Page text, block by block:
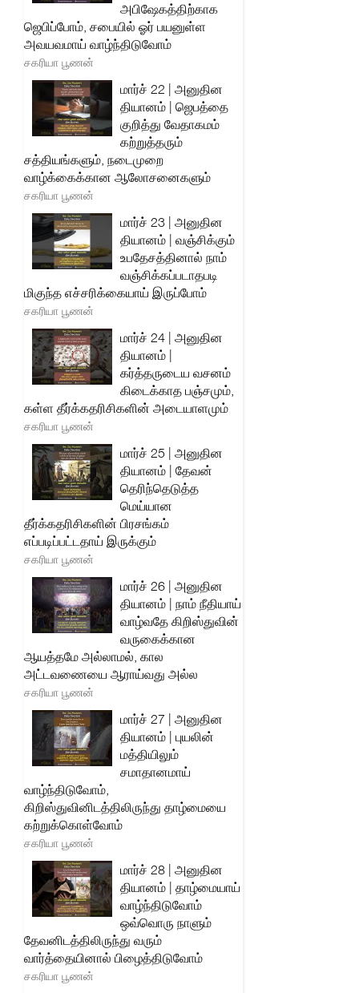
அபிஷேகத்திற்காக
ஜெபிப்போம், சபையில் ஓர் பயனுள்ள
அவயவமாய் வாழ்ந்திடுவோம்
சகரியா பூணன்
மார்ச் 22 | அனுதின
தியானம் | ஜெபத்தை
குறித்து வேதாகமம்
கற்றுத்தரும்
சத்தியங்களும், நடைமுறை
வாழ்க்கைக்கான ஆலோசனைகளும்
சகரியா பூணன்
மார்ச் 23 | அனுதின
தியானம் | வஞ்சிக்கும்
உபதேசத்தினால் நாம்
வஞ்சிக்கப்படாதபடி
மிகுந்த எச்சரிக்கையாய் இருப்போம்
சகரியா பூணன்
மார்ச் 24 | அனுதின
தியானம் |
கர்த்தருடைய வசனம்
கிடைக்காத பஞ்சமும்,
கள்ள தீர்க்கதரிசிகளின் அடையாளமும்
சகரியா பூணன்
மார்ச் 25 | அனுதின
தியானம் | தேவன்
தெரிந்தெடுத்த
மெய்யான
தீர்க்கதரிசிகளின் பிரசங்கம்
எப்படிப்பட்டதாய் இருக்கும்
சகரியா பூணன்
மார்ச் 26 | அனுதின
தியானம் | நாம் நீதியாய்
வாழ்வதே கிறிஸ்துவின்
வருகைக்கான
ஆயத்தமே அல்லாமல், கால
அட்டவணையை ஆராய்வது அல்ல
சகரியா பூணன்
மார்ச் 27 | அனுதின
தியானம் | புயலின்
மத்தியிலும்
சமாதானமாய்
வாழ்ந்திடுவோம்,
கிறிஸ்துவினிடத்திலிருந்து தாழ்மையை
கற்றுக்கொள்வோம்
சகரியா பூணன்
மார்ச் 28 | அனுதின
தியானம் | தாழ்மையாய்
வாழ்ந்திடுவோம்
ஒவ்வொரு நாளும்
தேவனிடத்திலிருந்து வரும்
வார்த்தையினால் பிழைத்திடுவோம்
சகரியா பூணன்